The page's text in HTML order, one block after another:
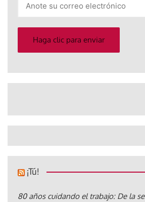
electrónico
Haga clic para enviar
¡Tú!
80 años cuidando el trabajo: De la